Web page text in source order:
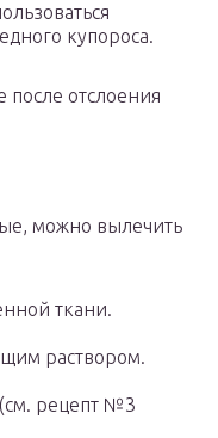
купороса.
после отслоения
можно вылечить
ткани.
раствором.
рецепт №3